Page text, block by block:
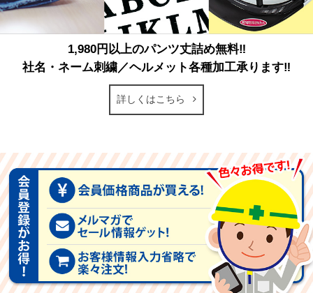
1,980円以上のパンツ丈詰め無料‼
社名・ネーム刺繍／ヘルメット各種加工承ります‼
詳しくはこちら